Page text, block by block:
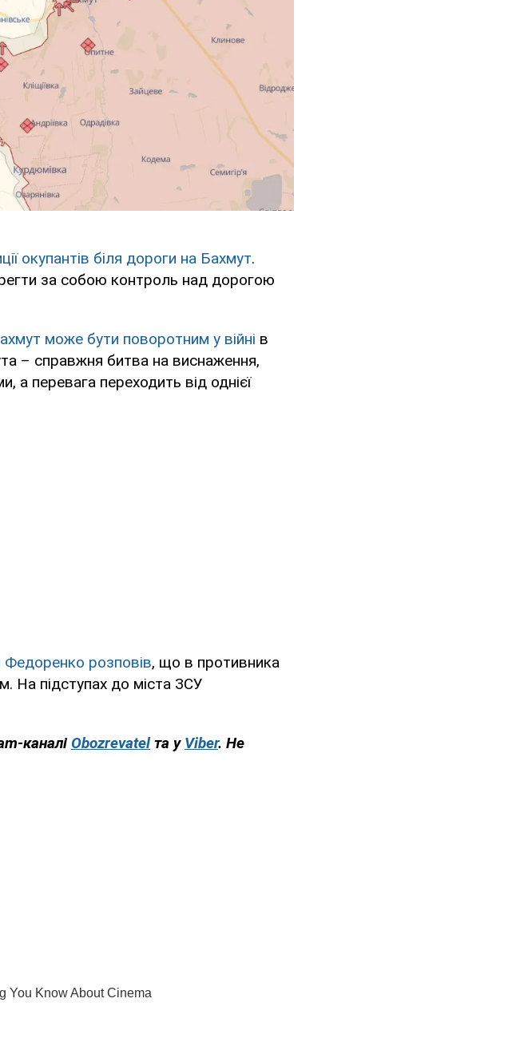
окупантів біля дороги на Бахмут.
за собою контроль над дорогою
може бути поворотним у війні в
– справжня битва на виснаження,
а перевага переходить від однієї
Федоренко розповів, що в противника
На підступах до міста ЗСУ
каналі Obozrevatel та у Viber. Не